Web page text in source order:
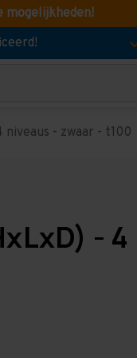
mogelijkheden!
- zwaar - t100
- 4